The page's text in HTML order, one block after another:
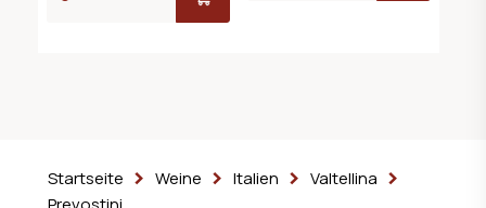
Startseite Weine Italien
Valtellina